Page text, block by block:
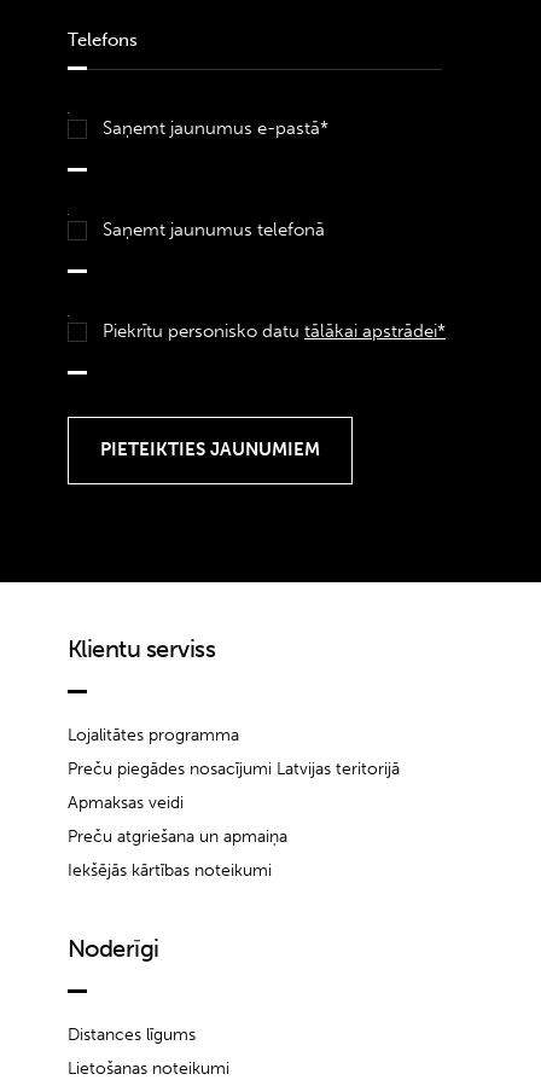
Saņemt jaunumus e-pastā*
Saņemt jaunumus telefonā
Piekrītu personisko datu tālākai apstrādei*
Klientu serviss
Lojalitātes programma
Preču piegādes nosacījumi Latvijas teritorijā
Apmaksas veidi
Preču atgriešana un apmaiņa
Iekšējās kārtības noteikumi
Noderīgi
Distances līgums
Lietošanas noteikumi